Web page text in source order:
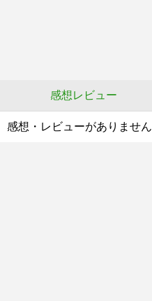
感想レビュー
感想・レビューがありません